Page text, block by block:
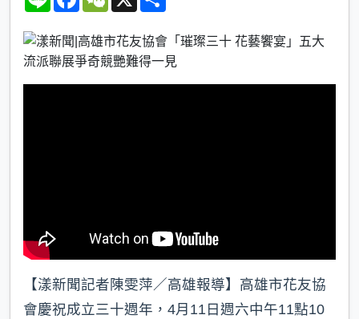
b
o
o
k
a
t
【漾新聞記者陳雯萍／高雄報導】高雄市花友協
會慶祝成立三十週年，4月11日週六中午11點10